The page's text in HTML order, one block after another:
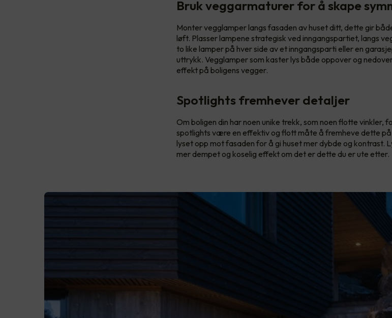
Bruk veggarmaturer for å skape
Monter vegglamper langs fasaden av huset ditt, dette gir
løft. Plasser lampene strategisk ved inngangspartiet, langs
to like lamper på hver side av et inngangsparti eller en
uttrykk. Vegglamper som kaster lys både oppover og
effekt på boligens vegger.
Spotlights fremhever detaljer
Om boligen din har noen unike trekk, som noen flotte vinkler,
spotlights være en effektiv og flott måte å fremheve dette
lyset opp mot fasaden for å gi huset mer dybde og kontrast.
mer dempet og koselig effekt om det er dette du er ute etter.